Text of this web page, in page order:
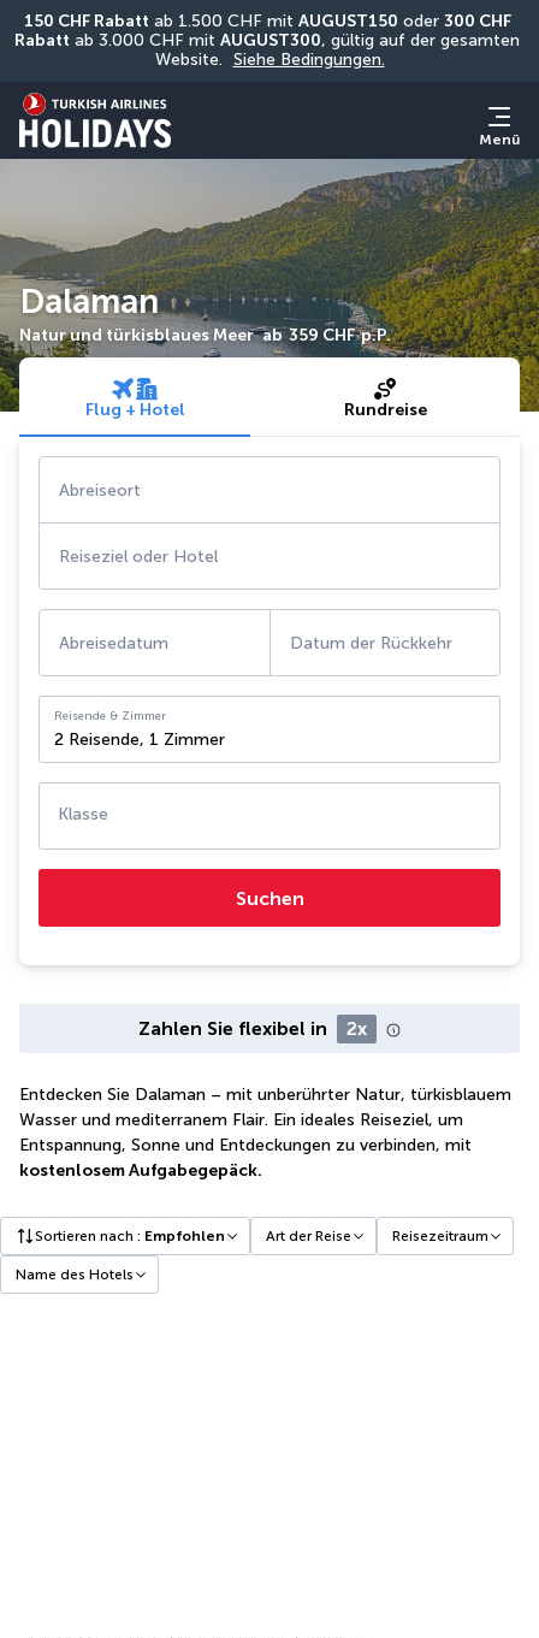
150 CHF Rabatt ab 1.500 CHF mit AUGUST150 oder 300 CHF
Rabatt ab 3.000 CHF mit AUGUST300, gültig auf der gesamten
Website. Siehe Bedingungen.
Menü
Dalaman
Natur und türkisblaues Meer ab 359 CHF p.P.
Flug + Hotel Rundreise
Abreiseort
Reiseziel oder Hotel
Abreisedatum Datum der Rückkehr
Reisende & Zimmer
2 Reisende, 1 Zimmer
Klasse
Suchen
Zahlen Sie flexibel in 2x
Entdecken Sie Dalaman – mit unberührter Natur, türkisblauem
Wasser und mediterranem Flair. Ein ideales Reiseziel, um
Entspannung, Sonne und Entdeckungen zu verbinden, mit
kostenlosem Aufgabegepäck.
Sortieren nach : Empfohlen Art der Reise Reisezeitraum
Name des Hotels